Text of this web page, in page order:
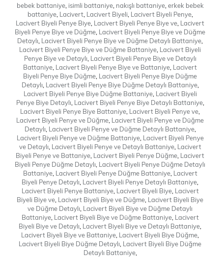
Hobidik Baby’nin özel tasarım anlayışıyla hazırlanan bu battaniye,
sade ve premium görünümüyle miniklere şıklık katıyor.
Not : İSİM İŞLEME SEÇENEKLERİ SEÇİLMEDİĞİ TAKTİRDE İSİMSİZ
OLARAK GÖNDERİLECEKTİR.
bebek battaniye, isimli battaniye, nakışlı battaniye, erkek bebek
battaniye, Lacivert, Lacivert Biyeli, Lacivert Biyeli Penye,
Lacivert Biyeli Penye Biye, Lacivert Biyeli Penye Biye ve, Lacivert
Biyeli Penye Biye ve Düğme, Lacivert Biyeli Penye Biye ve Düğme
Detaylı, Lacivert Biyeli Penye Biye ve Düğme Detaylı Battaniye,
Lacivert Biyeli Penye Biye ve Düğme Battaniye, Lacivert Biyeli
Penye Biye ve Detaylı, Lacivert Biyeli Penye Biye ve Detaylı
Battaniye, Lacivert Biyeli Penye Biye ve Battaniye, Lacivert
Biyeli Penye Biye Düğme, Lacivert Biyeli Penye Biye Düğme
Detaylı, Lacivert Biyeli Penye Biye Düğme Detaylı Battaniye,
Lacivert Biyeli Penye Biye Düğme Battaniye, Lacivert Biyeli
Penye Biye Detaylı, Lacivert Biyeli Penye Biye Detaylı Battaniye,
Lacivert Biyeli Penye Biye Battaniye, Lacivert Biyeli Penye ve,
Lacivert Biyeli Penye ve Düğme, Lacivert Biyeli Penye ve Düğme
Detaylı, Lacivert Biyeli Penye ve Düğme Detaylı Battaniye,
Lacivert Biyeli Penye ve Düğme Battaniye, Lacivert Biyeli Penye
ve Detaylı, Lacivert Biyeli Penye ve Detaylı Battaniye, Lacivert
Biyeli Penye ve Battaniye, Lacivert Biyeli Penye Düğme, Lacivert
Biyeli Penye Düğme Detaylı, Lacivert Biyeli Penye Düğme Detaylı
Battaniye, Lacivert Biyeli Penye Düğme Battaniye, Lacivert
Biyeli Penye Detaylı, Lacivert Biyeli Penye Detaylı Battaniye,
Lacivert Biyeli Penye Battaniye, Lacivert Biyeli Biye, Lacivert
Biyeli Biye ve, Lacivert Biyeli Biye ve Düğme, Lacivert Biyeli Biye
ve Düğme Detaylı, Lacivert Biyeli Biye ve Düğme Detaylı
Battaniye, Lacivert Biyeli Biye ve Düğme Battaniye, Lacivert
Biyeli Biye ve Detaylı, Lacivert Biyeli Biye ve Detaylı Battaniye,
Lacivert Biyeli Biye ve Battaniye, Lacivert Biyeli Biye Düğme,
Lacivert Biyeli Biye Düğme Detaylı, Lacivert Biyeli Biye Düğme
Detaylı Battaniye,